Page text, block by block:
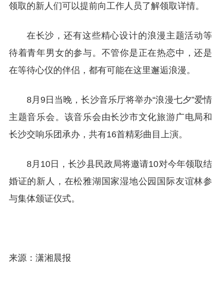
领取的新人们可以提前向工作人员了解领取详情。
在长沙，还有这些精心设计的浪漫主题活动等
待着青年男女的参与。不管你是正在热恋中，还是
在等待心仪的伴侣，都有可能在这里邂逅浪漫。
8月9日当晚，长沙音乐厅将举办“浪漫七夕”爱情
主题音乐会。该音乐会由长沙市文化旅游广电局和
长沙交响乐团承办，共有16首精彩曲目上演。
8月10日，长沙县民政局将邀请10对今年领取结
婚证的新人，在松雅湖国家湿地公园国际友谊林参
与集体颁证仪式。
来源：潇湘晨报